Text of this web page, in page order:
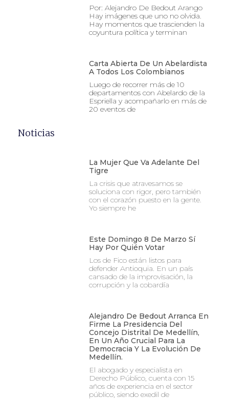
Por: Alejandro De Bedout Arango
Hay imágenes que uno no olvida.
Hay momentos que trascienden la
coyuntura política y terminan
Carta Abierta De Un Abelardista
A Todos Los Colombianos
Luego de recorrer más de 10
departamentos con Abelardo de la
Espriella y acompañarlo en más de
20 eventos de
Noticias
La Mujer Que Va Adelante Del
Tigre
La crisis que atravesamos se
soluciona con rigor, pero también
con el corazón puesto en la gente.
Yo siempre he
Este Domingo 8 De Marzo Sí
Hay Por Quién Votar
Los de Fico están listos para
defender Antioquia. En un país
cansado de la improvisación, la
corrupción y la cobardía
Alejandro De Bedout Arranca En
Firme La Presidencia Del
Concejo Distrital De Medellín,
En Un Año Crucial Para La
Democracia Y La Evolución De
Medellín.
El abogado y especialista en
Derecho Público, cuenta con 15
años de experiencia en el sector
público, siendo exedil de